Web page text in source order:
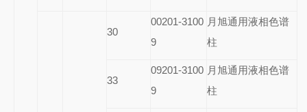
30
00201-3100
9
月旭通用液相色谱
柱
33
09201-3100
9
月旭通用液相色谱
柱